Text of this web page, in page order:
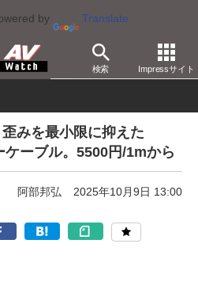
by Translate
検索 Impressサイト
クセサリ
みを最小限に抑えた
ケーブル。5500円/1mから
阿部邦弘 2025年10月9日 13:00